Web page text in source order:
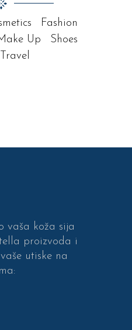
Fashion
Up
Shoes
Travel
vaša koža sija
proizvoda i
utiske na